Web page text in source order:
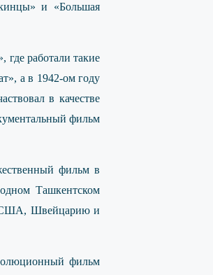
и «Большая
работали такие
а в 1942-ом году
в качестве
фильм
фильм в
Ташкентском
США, Швейцарию и
фильм